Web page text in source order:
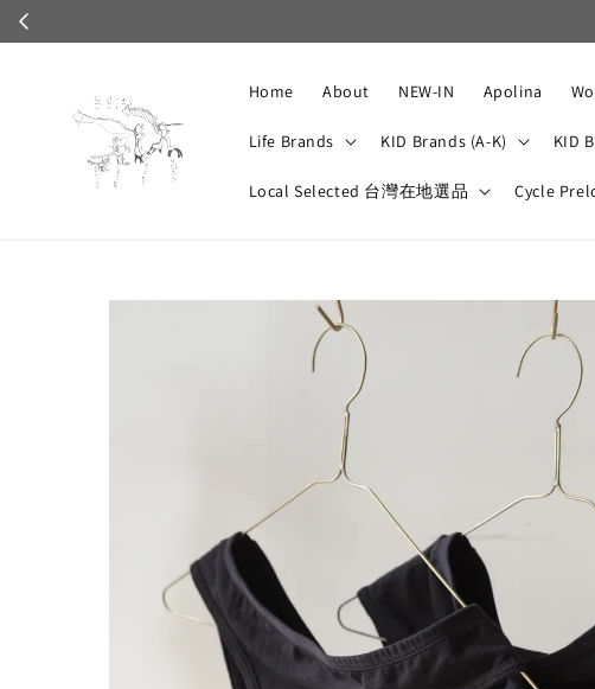
Home About NEW-IN Apolina
Life Brands KID Brands (A-K) KID
Local Selected 台灣在地選品 Cycle